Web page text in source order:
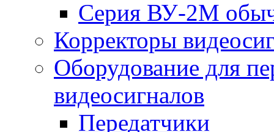
Серия ВУ-2М
Корректоры
Оборудование для
видеосигналов
Передатчики